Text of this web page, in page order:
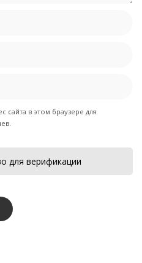
сайта в этом браузере для
для верификации